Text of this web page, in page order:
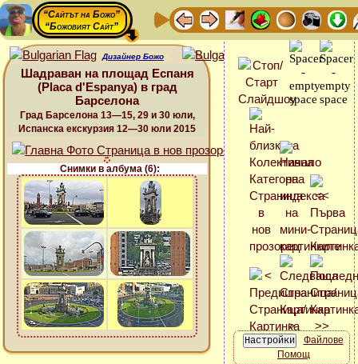
“Сайтът на Божо”
“Божовият Сайт”
Дизайнер Божо
Шадраван на площад Еспаня
(Placa d'Espanya) в град
Барселона
Град Барселона 13—15, 29 и 30 юли,
Испанска екскурзия 12—30 юли 2015
Снимки в албума (6):
Файлове
Помощ